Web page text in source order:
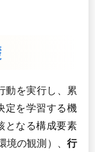
動を実行し、累
定を学習する機
となる構成要素
境の観測）、行